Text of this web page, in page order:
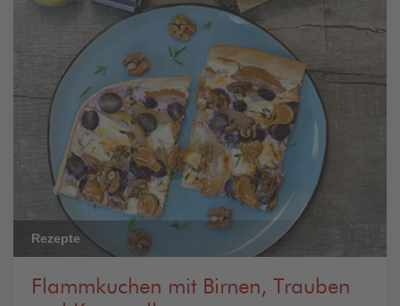
Rezepte
Flammkuchen mit Birnen, Trauben